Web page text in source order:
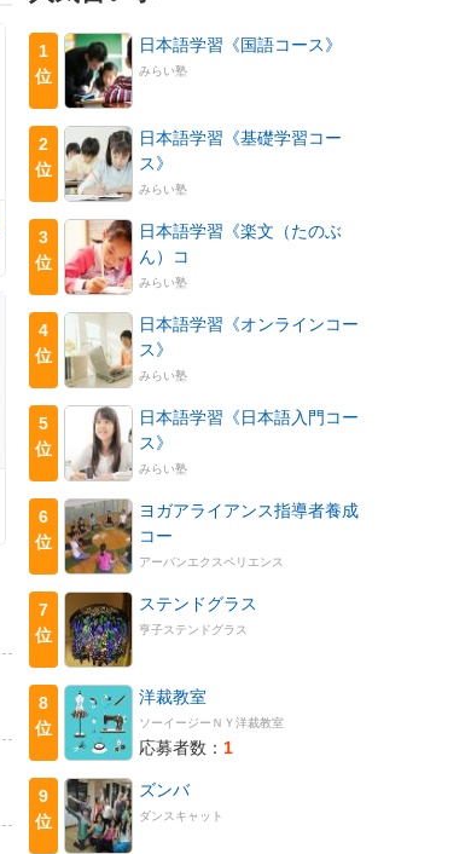
1
位
日本語学習《国語コース》
みらい塾
2
位
日本語学習《基礎学習コー
ス》
みらい塾
3
位
日本語学習《楽文（たのぶ
ん）コ
みらい塾
4
位
日本語学習《オンラインコー
ス》
みらい塾
5
位
日本語学習《日本語入門コー
ス》
みらい塾
6
位
ヨガアライアンス指導者養成
コー
アーバンエクスペリエンス
7
位
ステンドグラス
亨子ステンドグラス
8
位
洋裁教室
ソーイージーＮＹ洋裁教室
応募者数： 1
9
位
ズンバ
ダンスキャット